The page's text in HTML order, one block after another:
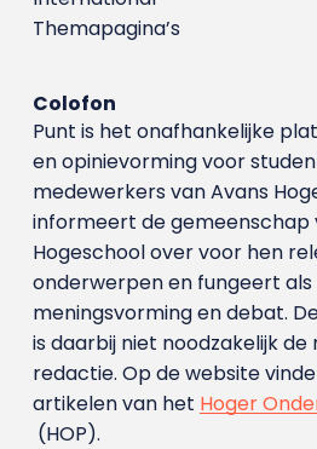
Themapagina’s
Colofon
Punt is het onafhankelijke
en opinievorming voor
medewerkers van Avans
informeert de gemeenschap
Hogeschool over voor hen
onderwerpen en fungeert
meningsvorming en debat.
is daarbij niet noodzakelijk de
redactie. Op de website
artikelen van het Hoger
(HOP).